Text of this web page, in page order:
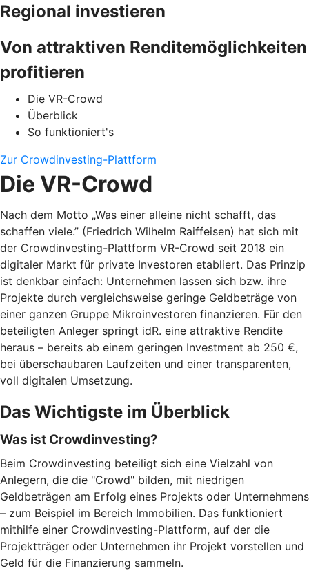
Regional investieren
Von attraktiven Renditemöglichkeiten
profitieren
Die VR-Crowd
Überblick
So funktioniert's
Zur Crowdinvesting-Plattform
Die VR-Crowd
Nach dem Motto „Was einer alleine nicht schafft, das
schaffen viele.” (Friedrich Wilhelm Raiffeisen) hat sich mit
der Crowdinvesting-Plattform VR-Crowd seit 2018 ein
digitaler Markt für private Investoren etabliert. Das Prinzip
ist denkbar einfach: Unternehmen lassen sich bzw. ihre
Projekte durch vergleichsweise geringe Geldbeträge von
einer ganzen Gruppe Mikroinvestoren finanzieren. Für den
beteiligten Anleger springt idR. eine attraktive Rendite
heraus – bereits ab einem geringen Investment ab 250 €,
bei überschaubaren Laufzeiten und einer transparenten,
voll digitalen Umsetzung.
Das Wichtigste im Überblick
Was ist Crowdinvesting?
Beim Crowdinvesting beteiligt sich eine Vielzahl von
Anlegern, die die "Crowd" bilden, mit niedrigen
Geldbeträgen am Erfolg eines Projekts oder Unternehmens
– zum Beispiel im Bereich Immobilien. Das funktioniert
mithilfe einer Crowdinvesting-Plattform, auf der die
Projektträger oder Unternehmen ihr Projekt vorstellen und
Geld für die Finanzierung sammeln.